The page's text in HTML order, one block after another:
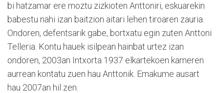
bi hatzamar ere moztu zizkioten Anttoniri, eskuarekin
babestu nahi izan baitzion aitari lehen tiroaren zauria.
Ondoren, defentsarik gabe, bortxatu egin zuten Anttoni
Telleria. Kontu hauek isilpean hainbat urtez izan
ondoren, 2003an Intxorta 1937 elkartekoen kameren
aurrean kontatu zuen hau Anttonik. Emakume ausart
hau 2007an hil zen.